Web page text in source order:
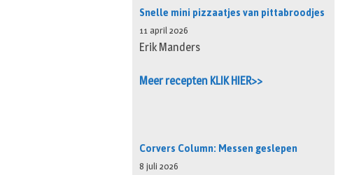
Snelle mini pizzaatjes van pittabroodjes
11 april 2026
Erik Manders
Meer recepten KLIK HIER>>
Corvers Column: Messen geslepen
8 juli 2026